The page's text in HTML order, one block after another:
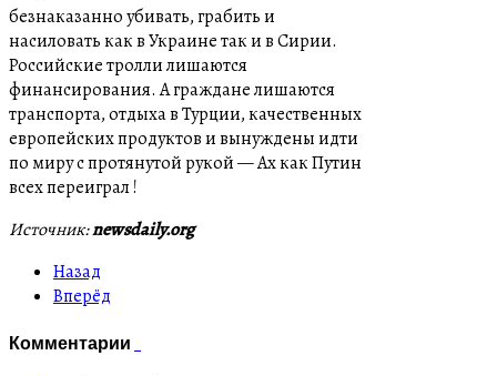
безнаказанно убивать, грабить и
насиловать как в Украине так и в Сирии.
Российские тролли лишаются
финансирования. А граждане лишаются
транспорта, отдыха в Турции, качественных
европейских продуктов и вынуждены идти
по миру с протянутой рукой — Ах как Путин
всех переиграл !
Источник:newsdaily.org
Назад
Вперёд
Комментарии